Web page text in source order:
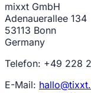
mixxt GmbH
Adenauerallee 134
53113 Bonn
Germany
Telefon: +49 228
E-Mail: